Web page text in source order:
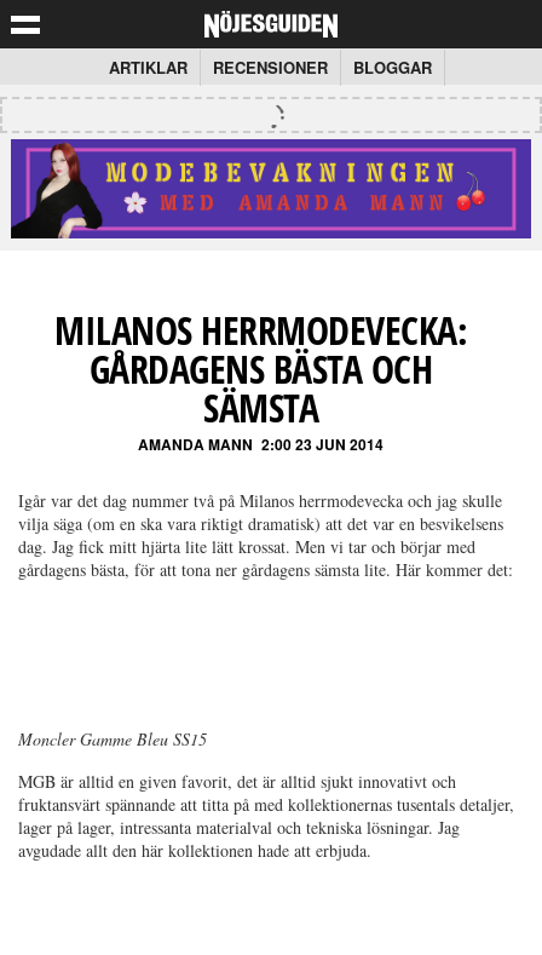
ARTIKLAR RECENSIONER BLOGGAR
MILANOS HERRMODEVECKA:
GÅRDAGENS BÄSTA OCH
SÄMSTA
AMANDA MANN 2:00 23 JUN 2014
Igår var det dag nummer två på Milanos herrmodevecka och jag skulle
vilja säga (om en ska vara riktigt dramatisk) att det var en besvikelsens
dag. Jag fick mitt hjärta lite lätt krossat. Men vi tar och börjar med
gårdagens bästa, för att tona ner gårdagens sämsta lite. Här kommer det:
Moncler Gamme Bleu SS15
MGB är alltid en given favorit, det är alltid sjukt innovativt och
fruktansvärt spännande att titta på med kollektionernas tusentals detaljer,
lager på lager, intressanta materialval och tekniska lösningar. Jag
avgudade allt den här kollektionen hade att erbjuda.